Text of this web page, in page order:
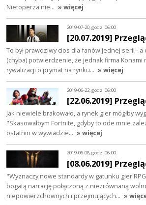
Nietoperza nie… » więcej
2019-07-20, godz. 06:00
[20.07.2019]
To był prawdziwy cios dla fanów jednej serii -
(chyba) potwierdzenie, że jednak firma Konami
rywalizacji o prymat na rynku… » więcej
2019-06-22, godz. 06:00
[22.06.2019]
Jak niewiele brakowało, a rynek gier mógłby
"Skasowałbym Fortnite, gdyby to ode mnie
ostatnio w wywiadzie… » więcej
2019-06-08, godz. 06:00
[08.06.2019]
"Wyznaczy nowe standardy w gatunku gier
bogatą narrację połączoną z niezrównaną
niepowierzchownych i przejmujących… »